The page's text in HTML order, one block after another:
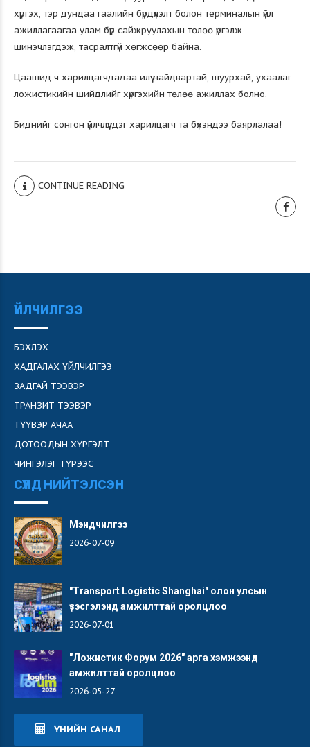
хүргэх, тэр дундаа гаалийн бүрдүүлэлт болон терминалын үйл
ажиллагаагаа улам бүр сайжруулахын төлөө үргэлж
шинэчлэгдэж, тасралтгүй хөгжсөөр байна.
Цаашид ч харилцагчдадаа илүү найдвартай, шуурхай, ухаалаг
ложистикийн шийдлийг хүргэхийн төлөө ажиллах болно.
Биднийг сонгон үйлчлүүлдэг харилцагч та бүхэндээ баярлалаа!
CONTINUE READING
ҮЙЛЧИЛГЭЭ
БЭХЛЭХ
ХАДГАЛАХ ҮЙЛЧИЛГЭЭ
ЗАДГАЙ ТЭЭВЭР
ТРАНЗИТ ТЭЭВЭР
ТҮҮВЭР АЧАА
ДОТООДЫН ХҮРГЭЛТ
ЧИНГЭЛЭГ ТҮРЭЭС
СҮҮЛД НИЙТЭЛСЭН
Мэндчилгээ
2026-07-09
"Transport Logistic Shanghai" олон улсын
үзэсгэлэнд амжилттай оролцлоо
2026-07-01
"Ложистик Форум 2026" арга хэмжээнд
амжилттай оролцлоо
2026-05-27
ҮНИЙН САНАЛ